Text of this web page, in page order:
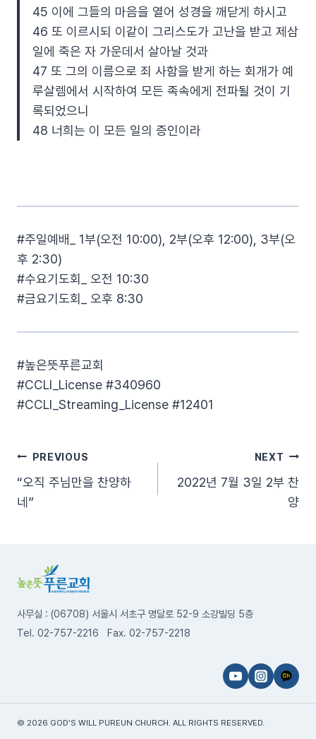
45 이에 그들의 마음을 열어 성경을 깨닫게 하시고
46 또 이르시되 이같이 그리스도가 고난을 받고 제삼
일에 죽은 자 가운데서 살아날 것과
47 또 그의 이름으로 죄 사함을 받게 하는 회개가 예
루살렘에서 시작하여 모든 족속에게 전파될 것이 기
록되었으니
48 너희는 이 모든 일의 증인이라
#주일예배_ 1부(오전 10:00), 2부(오후 12:00), 3부(오
후 2:30)
#수요기도회_ 오전 10:30
#금요기도회_ 오후 8:30
#높은뜻푸른교회​
#CCLI_License​ #340960​
#CCLI_Streaming_License​ #12401​
글
탐
PREVIOUS
“오직 주님만을 찬양하
네”
NEXT
2022년 7월 3일 2부 찬
양
사무실 : (06708) 서울시 서초구 명달로 52-9 소강빌딩 5층
Tel. 02-757-2216 Fax. 02-757-2218
© 2026 GOD’S WILL PUREUN CHURCH. ALL RIGHTS RESERVED.